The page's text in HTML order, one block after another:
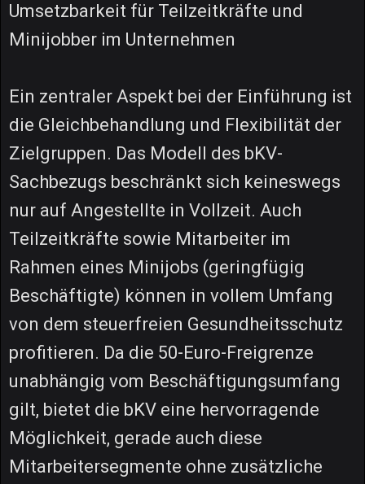
Umsetzbarkeit für Teilzeitkräfte und
Minijobber im Unternehmen
Ein zentraler Aspekt bei der Einführung ist
die Gleichbehandlung und Flexibilität der
Zielgruppen. Das Modell des bKV-
Sachbezugs beschränkt sich keineswegs
nur auf Angestellte in Vollzeit. Auch
Teilzeitkräfte sowie Mitarbeiter im
Rahmen eines Minijobs (geringfügig
Beschäftigte) können in vollem Umfang
von dem steuerfreien Gesundheitsschutz
profitieren. Da die 50-Euro-Freigrenze
unabhängig vom Beschäftigungsumfang
gilt, bietet die bKV eine hervorragende
Möglichkeit, gerade auch diese
Mitarbeitersegmente ohne zusätzliche